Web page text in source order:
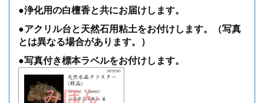
●浄化用の白檀香と共にお届けします。
●アクリル台と天然石用粘土をお付けします。（写真
とは異なる場合があります。）
●写真付き標本ラベルをお付けします。